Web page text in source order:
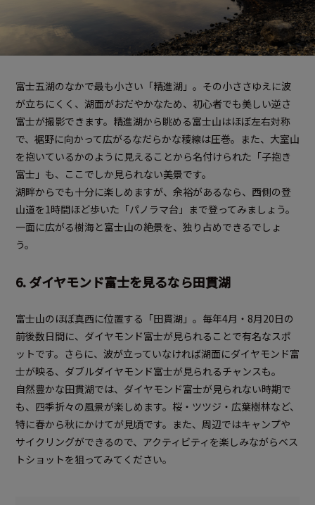
富士五湖のなかで最も小さい「精進湖」。その小ささゆえに波
が立ちにくく、湖面がおだやかなため、初心者でも美しい逆さ
富士が撮影できます。精進湖から眺める富士山はほぼ左右対称
で、裾野に向かって広がるなだらかな稜線は圧巻。また、大室山
を抱いているかのように見えることから名付けられた「子抱き
富士」も、ここでしか見られない美景です。
湖畔からでも十分に楽しめますが、余裕があるなら、西側の登
山道を1時間ほど歩いた「パノラマ台」まで登ってみましょう。
一面に広がる樹海と富士山の絶景を、独り占めできるでしょ
う。
6. ダイヤモンド富士を見るなら田貫湖
富士山のほぼ真西に位置する「田貫湖」。毎年4月・8月20日の
前後数日間に、ダイヤモンド富士が見られることで有名なスポ
ットです。さらに、波が立っていなければ湖面にダイヤモンド富
士が映る、ダブルダイヤモンド富士が見られるチャンスも。
自然豊かな田貫湖では、ダイヤモンド富士が見られない時期で
も、四季折々の風景が楽しめます。桜・ツツジ・広葉樹林など、
特に春から秋にかけてが見頃です。また、周辺ではキャンプや
サイクリングができるので、アクティビティを楽しみながらベス
トショットを狙ってみてください。